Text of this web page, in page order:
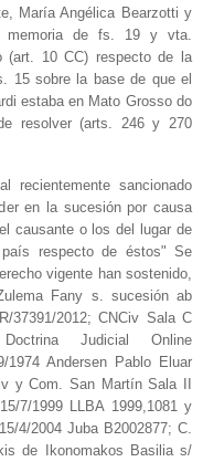
María Angélica Bearzotti y
memoria de fs. 19 y vta.
(art. 10 CC) respecto de la
15 sobre la base de que el
estaba en Mato Grosso do
resolver (arts. 246 y 270
recientemente sancionado
en la sucesión por causa
causante o los del lugar de
respecto de éstos" Se
vigente han sostenido,
Fany s. sucesión ab
37391/2012; CNCiv Sala C
Judicial Online
1974 Andersen Pablo Eluar
y Com. San Martín Sala II
7/1999 LLBA 1999,1081 y
4/2004 Juba B2002877; C.
de Ikonomakos Basilia s/